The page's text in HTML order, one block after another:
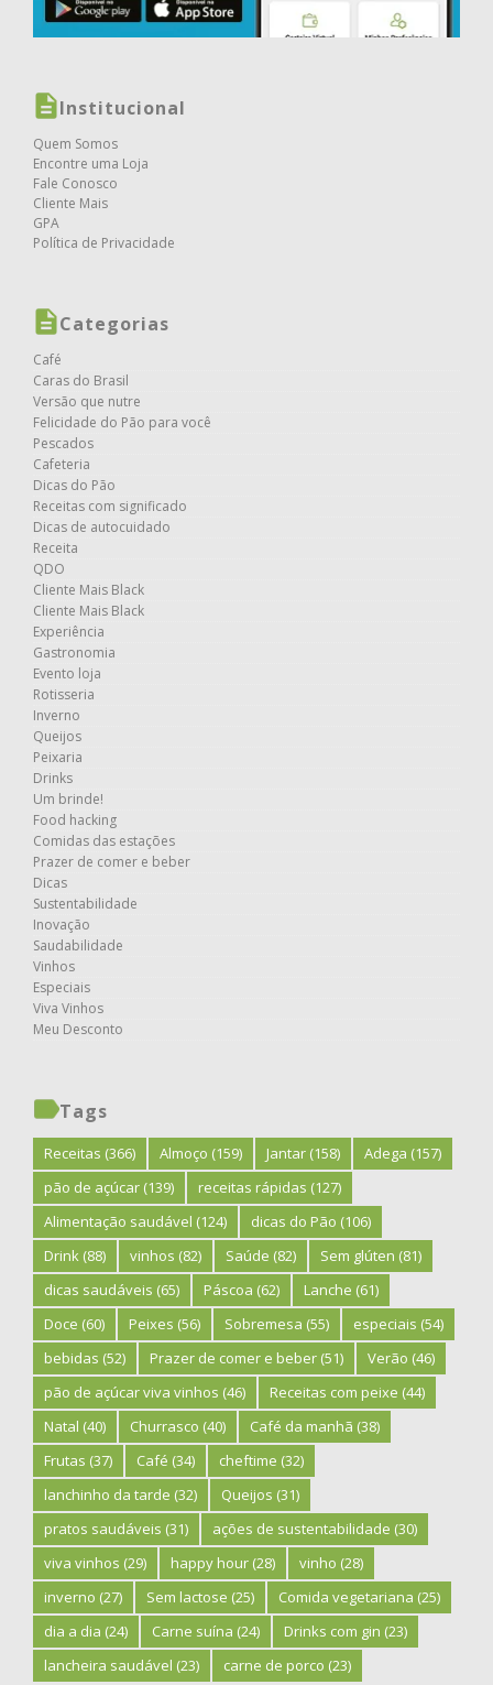
Institucional
Quem Somos
Encontre uma Loja
Fale Conosco
Cliente Mais
GPA
Política de Privacidade
Categorias
Café
Caras do Brasil
Versão que nutre
Felicidade do Pão para você
Pescados
Cafeteria
Dicas do Pão
Receitas com significado
Dicas de autocuidado
Receita
QDO
Cliente Mais Black
Cliente Mais Black
Experiência
Gastronomia
Evento loja
Rotisseria
Inverno
Queijos
Peixaria
Drinks
Um brinde!
Food hacking
Comidas das estações
Prazer de comer e beber
Dicas
Sustentabilidade
Inovação
Saudabilidade
Vinhos
Especiais
Viva Vinhos
Meu Desconto
Tags
Receitas (366) Almoço (159) Jantar (158) Adega (157)
pão de açúcar (139) receitas rápidas (127)
Alimentação saudável (124) dicas do Pão (106)
Drink (88) vinhos (82) Saúde (82) Sem glúten (81)
dicas saudáveis (65) Páscoa (62) Lanche (61)
Doce (60) Peixes (56) Sobremesa (55) especiais (54)
bebidas (52) Prazer de comer e beber (51) Verão (46)
pão de açúcar viva vinhos (46) Receitas com peixe (44)
Natal (40) Churrasco (40) Café da manhã (38)
Frutas (37) Café (34) cheftime (32)
lanchinho da tarde (32) Queijos (31)
pratos saudáveis (31) ações de sustentabilidade (30)
viva vinhos (29) happy hour (28) vinho (28)
inverno (27) Sem lactose (25) Comida vegetariana (25)
dia a dia (24) Carne suína (24) Drinks com gin (23)
lancheira saudável (23) carne de porco (23)